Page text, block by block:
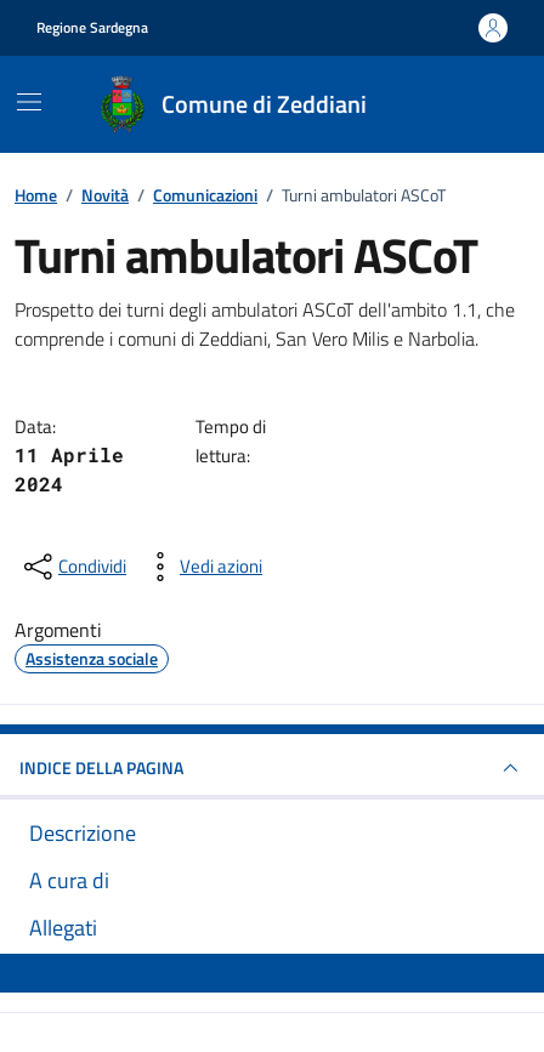
Regione Sardegna
Comune di Zeddiani
Home / Novità / Comunicazioni / Turni ambulatori ASCoT
Turni ambulatori ASCoT
Dettagli della notizia
Prospetto dei turni degli ambulatori ASCoT dell'ambito 1.1, che
comprende i comuni di Zeddiani, San Vero Milis e Narbolia.
Data:
11 Aprile
2024
Tempo di
lettura:
Condividi Vedi azioni
Argomenti
Assistenza sociale
INDICE DELLA PAGINA
Descrizione
A cura di
Allegati